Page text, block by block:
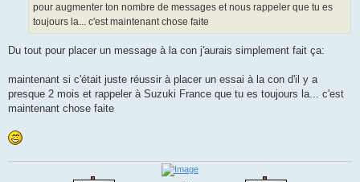
pour augmenter ton nombre de messages et nous rappeler que tu es
toujours la... c'est maintenant chose faite
Du tout pour placer un message à la con j'aurais simplement fait ça:
maintenant si c'était juste réussir à placer un essai à la con d'il y a
presque 2 mois et rappeler à Suzuki France que tu es toujours la... c'est
maintenant chose faite